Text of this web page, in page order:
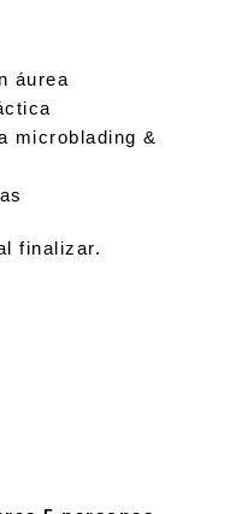
áurea
microblading &
finalizar.